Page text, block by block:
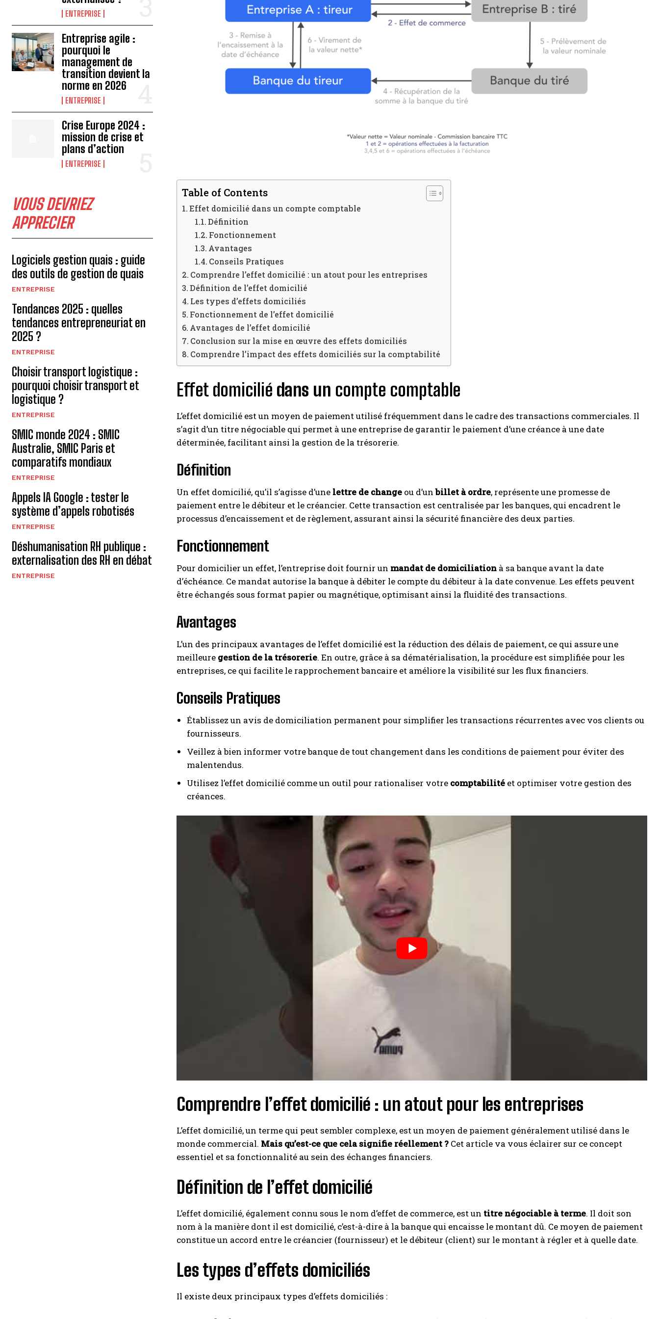
I've read and accept thePrivacy Policy.
Comment déclarer un cadeau fournisseur dans un
COMPTE COMPTABLE ?
ENTREPRISE
Entreprise agile :
pourquoi le
management de
transition devient la
norme en 2026
ENTREPRISE
Crise Europe 2024 :
mission de crise et
plans d’action
ENTREPRISE
VOUS DEVRIEZ
APPRECIER
Logiciels gestion quais : guide
des outils de gestion de quais
ENTREPRISE
Tendances 2025 : quelles
tendances entrepreneuriat en
2025 ?
ENTREPRISE
Choisir transport logistique :
pourquoi choisir transport et
logistique ?
ENTREPRISE
SMIC monde 2024 : SMIC
Australie, SMIC Paris et
comparatifs mondiaux
ENTREPRISE
Appels IA Google : tester le
système d’appels robotisés
ENTREPRISE
Déshumanisation RH publique :
externalisation des RH en débat
ENTREPRISE
Table of Contents
Effet domicilié dans un compte comptable
Définition
Fonctionnement
Avantages
Conseils Pratiques
Comprendre l’effet domicilié : un atout pour les entreprises
Définition de l’effet domicilié
Les types d’effets domiciliés
Fonctionnement de l’effet domicilié
Avantages de l’effet domicilié
Conclusion sur la mise en œuvre des effets domiciliés
Comprendre l’impact des effets domiciliés sur la comptabilité
Effet domicilié dans un compte comptable
L’effet domicilié est un moyen de paiement utilisé fréquemment dans le cadre des transactions commerciales. Il
s’agit d’un titre négociable qui permet à une entreprise de garantir le paiement d’une créance à une date
déterminée, facilitant ainsi la gestion de la trésorerie.
Définition
Un effet domicilié, qu’il s’agisse d’une lettre de change ou d’unbillet à ordre, représente une promesse de
paiement entre le débiteur et le créancier. Cette transaction est centralisée par les banques, qui encadrent le
processus d’encaissement et de règlement, assurant ainsi la sécurité financière des deux parties.
Fonctionnement
Pour domicilier un effet, l’entreprise doit fournir un mandat de domiciliation à sa banque avant la date
d’échéance. Ce mandat autorise la banque à débiter le compte du débiteur à la date convenue. Les effets peuvent
être échangés sous format papier ou magnétique, optimisant ainsi la fluidité des transactions.
Avantages
L’un des principaux avantages de l’effet domicilié est la réduction des délais de paiement, ce qui assure une
meilleure gestion de la trésorerie. En outre, grâce à sa dématérialisation, la procédure est simplifiée pour les
entreprises, ce qui facilite le rapprochement bancaire et améliore la visibilité sur les flux financiers.
Conseils Pratiques
Établissez un avis de domiciliation permanent pour simplifier les transactions récurrentes avec vos clients ou
fournisseurs.
Veillez à bien informer votre banque de tout changement dans les conditions de paiement pour éviter des
malentendus.
Utilisez l’effet domicilié comme un outil pour rationaliser votre comptabilité et optimiser votre gestion des
créances.
Comprendre l’effet domicilié : un atout pour les entreprises
L’effet domicilié, un terme qui peut sembler complexe, est un moyen de paiement généralement utilisé dans le
monde commercial. Mais qu’est-ce que cela signifie réellement ? Cet article va vous éclairer sur ce concept
essentiel et sa fonctionnalité au sein des échanges financiers.
Définition de l’effet domicilié
L’effet domicilié, également connu sous le nom d’effet de commerce, est un titre négociable à terme. Il doit son
nom à la manière dont il est domicilié, c’est-à-dire à la banque qui encaisse le montant dû. Ce moyen de paiement
constitue un accord entre le créancier (fournisseur) et le débiteur (client) sur le montant à régler et à quelle date.
Les types d’effets domiciliés
Il existe deux principaux types d’effets domiciliés :